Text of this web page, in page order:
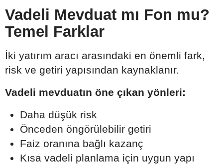
Vadeli Mevduat mı Fon mu?
Temel Farklar
İki yatırım aracı arasındaki en önemli fark,
risk ve getiri yapısından kaynaklanır.
Vadeli mevduatın öne çıkan yönleri:
Daha düşük risk
Önceden öngörülebilir getiri
Faiz oranına bağlı kazanç
Kısa vadeli planlama için uygun yapı